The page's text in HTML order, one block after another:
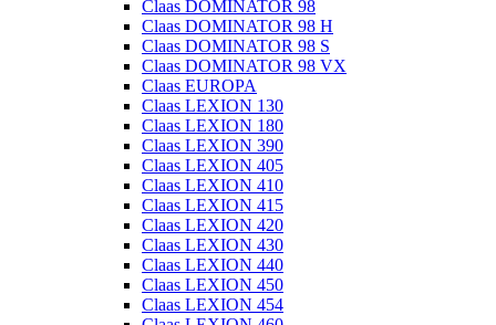
Claas DOMINATOR 98
Claas DOMINATOR 98 H
Claas DOMINATOR 98 S
Claas DOMINATOR 98 VX
Claas EUROPA
Claas LEXION 130
Claas LEXION 180
Claas LEXION 390
Claas LEXION 405
Claas LEXION 410
Claas LEXION 415
Claas LEXION 420
Claas LEXION 430
Claas LEXION 440
Claas LEXION 450
Claas LEXION 454